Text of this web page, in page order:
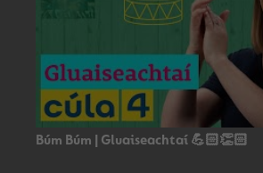
Búm Búm | Gluaiseachtaí 💪🏻👏🏻